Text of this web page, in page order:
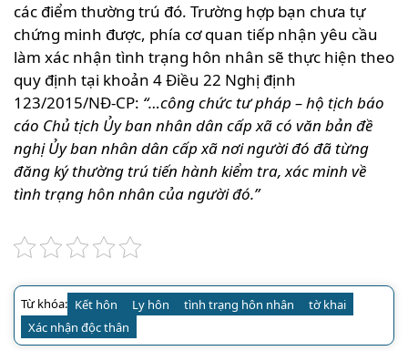
các điểm thường trú đó. Trường hợp bạn chưa tự
chứng minh được, phía cơ quan tiếp nhận yêu cầu
làm xác nhận tình trạng hôn nhân sẽ thực hiện theo
quy định tại khoản 4 Điều 22 Nghị định
123/2015/NĐ-CP: “…công chức tư pháp – hộ tịch báo
cáo Chủ tịch Ủy ban nhân dân cấp xã có văn bản đề
nghị Ủy ban nhân dân cấp xã nơi người đó đã từng
đăng ký thường trú tiến hành kiểm tra, xác minh về
tình trạng hôn nhân của người đó.”
Từ khóa: Kết hôn Ly hôn tình trạng hôn nhân
tờ khai
Xác nhận độc thân